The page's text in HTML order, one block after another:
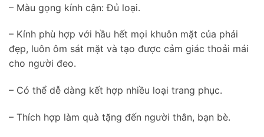
– Màu gọng kính cận: Đủ loại.
– Kính phù hợp với hầu hết mọi khuôn mặt của phái
đẹp, luôn ôm sát mặt và tạo được cảm giác thoải mái
cho người đeo.
– Có thể dễ dàng kết hợp nhiều loại trang phục.
– Thích hợp làm quà tặng đến người thân, bạn bè.